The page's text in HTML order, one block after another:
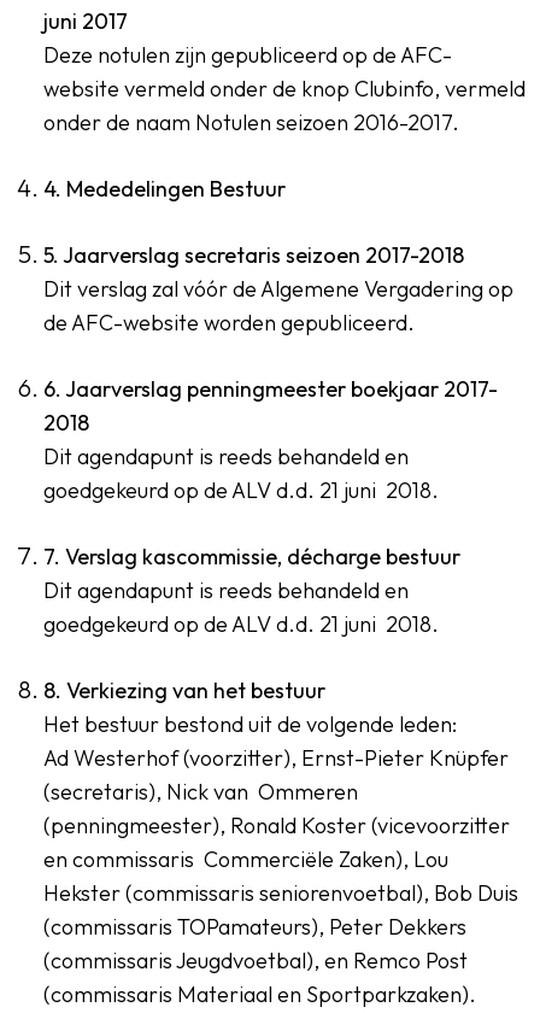
juni 2017
Deze notulen zijn gepubliceerd op de AFC-
website vermeld onder de knop Clubinfo, vermeld
onder de naam Notulen seizoen 2016-2017.
4. Mededelingen Bestuur
5. Jaarverslag secretaris seizoen 2017-2018
Dit verslag zal vóór de Algemene Vergadering op
de AFC-website worden gepubliceerd.
6. Jaarverslag penningmeester boekjaar 2017-
2018
Dit agendapunt is reeds behandeld en
goedgekeurd op de ALV d.d. 21 juni 2018.
7. Verslag kascommissie, décharge bestuur
Dit agendapunt is reeds behandeld en
goedgekeurd op de ALV d.d. 21 juni 2018.
8. Verkiezing van het bestuur
Het bestuur bestond uit de volgende leden:
Ad Westerhof (voorzitter), Ernst-Pieter Knüpfer
(secretaris), Nick van Ommeren
(penningmeester), Ronald Koster (vicevoorzitter
en commissaris Commerciële Zaken), Lou
Hekster (commissaris seniorenvoetbal), Bob Duis
(commissaris TOPamateurs), Peter Dekkers
(commissaris Jeugdvoetbal), en Remco Post
(commissaris Materiaal en Sportparkzaken).